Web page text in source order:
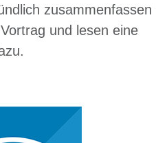
zusammenfassen
und lesen eine